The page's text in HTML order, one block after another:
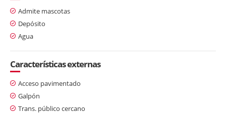
Admite mascotas
Depósito
Agua
Características externas
Acceso pavimentado
Galpón
Trans. público cercano